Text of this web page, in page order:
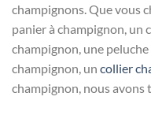
champignons. Que vous
panier à champignon, un
champignon, une
champignon, un collier
champignon, nous avons